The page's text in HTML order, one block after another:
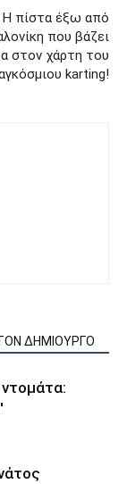
Η πίστα έξω από
που βάζει
στον χάρτη του
karting!
ΔΗΜΙΟΥΡΓΟ